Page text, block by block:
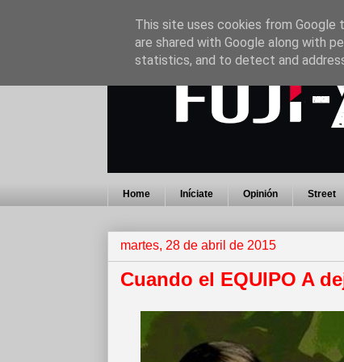
Home Iníciate Opinión Street
martes, 28 de abril de 2015
Cuando el EQUIPO A
This site uses cookies from Google
are shared with Google along with
statistics, and to detect and